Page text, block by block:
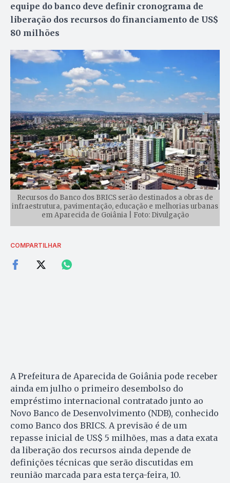
equipe do banco deve definir cronograma de
liberação dos recursos do financiamento de US$
80 milhões
Recursos do Banco dos BRICS serão destinados a obras de
infraestrutura, pavimentação, educação e melhorias urbanas
em Aparecida de Goiânia | Foto: Divulgação
COMPARTILHAR
A Prefeitura de Aparecida de Goiânia pode receber
ainda em julho o primeiro desembolso do
empréstimo internacional contratado junto ao
Novo Banco de Desenvolvimento (NDB), conhecido
como Banco dos BRICS. A previsão é de um
repasse inicial de US$ 5 milhões, mas a data exata
da liberação dos recursos ainda depende de
definições técnicas que serão discutidas em
reunião marcada para esta terça-feira, 10.